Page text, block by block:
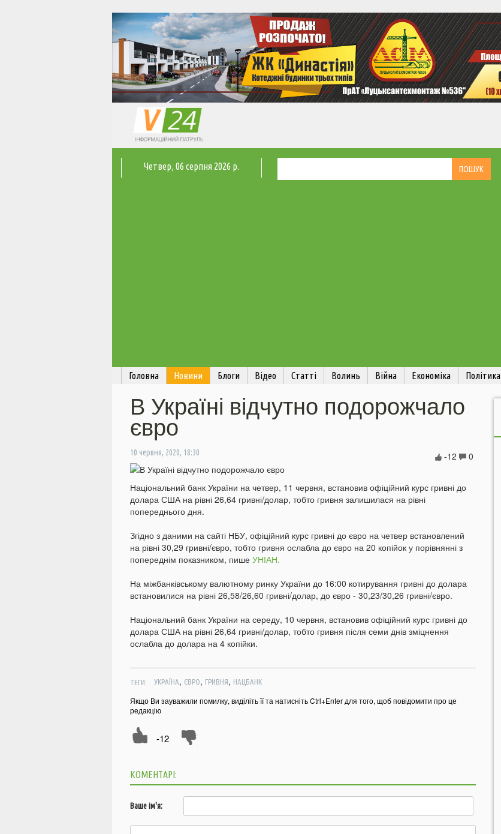
Четвер, 06 серпня 2026 р.
Головна Новини Блоги Відео Статті Волинь Війна Економіка Політика
В Україні відчутно подорожчало
євро
10 червня, 2020, 18:30 0
-12
Національний банк України на четвер, 11 червня, встановив офіційний курс гривні до
долара США на рівні 26,64 гривні/долар, тобто гривня залишилася на рівні
попереднього дня.
Згідно з даними на сайті НБУ, офіційний курс гривні до євро на четвер встановлений
на рівні 30,29 гривні/євро, тобто гривня ослабла до євро на 20 копійок у порівнянні з
попереднім показником, пише УНІАН.
На міжбанківському валютному ринку України до 16:00 котирування гривні до долара
встановилися на рівні 26,58/26,60 гривні/долар, до євро - 30,23/30,26 гривні/євро.
Національний банк України на середу, 10 червня, встановив офіційний курс гривні до
долара США на рівні 26,64 гривні/долар, тобто гривня після семи днів зміцнення
ослабла до долара на 4 копійки.
ТЕГИ: УКРАЇНА, ЄВРО, ГРИВНЯ, НАЦБАНК
Якщо Ви зауважили помилку, виділіть її та натисніть Ctrl+Enter для того, щоб повідомити про це
редакцію
-12
КОМЕНТАРІ:
Ваше ім'я: